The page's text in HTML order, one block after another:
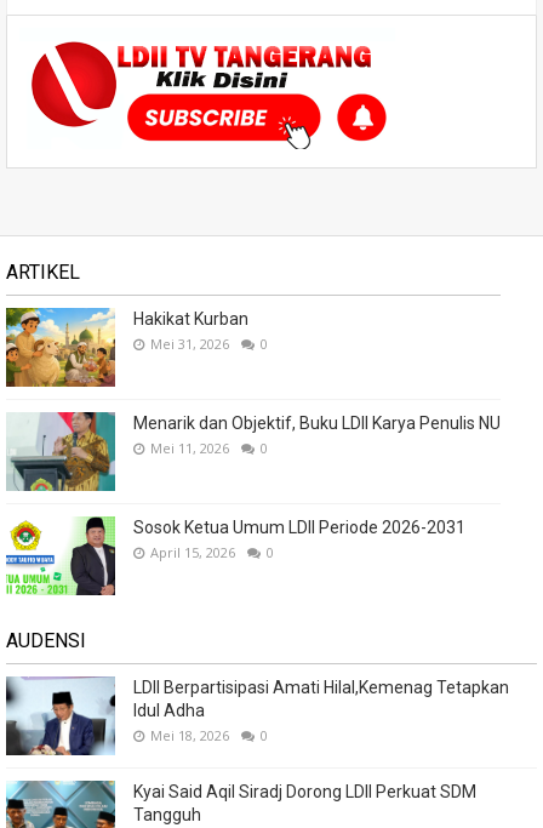
ARTIKEL
Hakikat Kurban
Mei 31, 2026 0
Menarik dan Objektif, Buku LDII Karya Penulis NU
Mei 11, 2026 0
Sosok Ketua Umum LDII Periode 2026-2031
April 15, 2026 0
AUDENSI
LDII Berpartisipasi Amati Hilal,Kemenag Tetapkan
Idul Adha
Mei 18, 2026 0
Kyai Said Aqil Siradj Dorong LDII Perkuat SDM
Tangguh